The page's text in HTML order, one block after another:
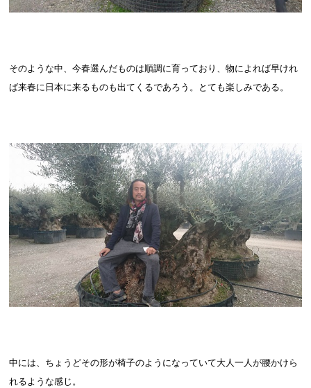
そのような中、今春選んだものは順調に育っており、物によれば早けれ
ば来春に日本に来るものも出てくるであろう。とても楽しみである。
中には、ちょうどその形が椅子のようになっていて大人一人が腰かけら
れるような感じ。